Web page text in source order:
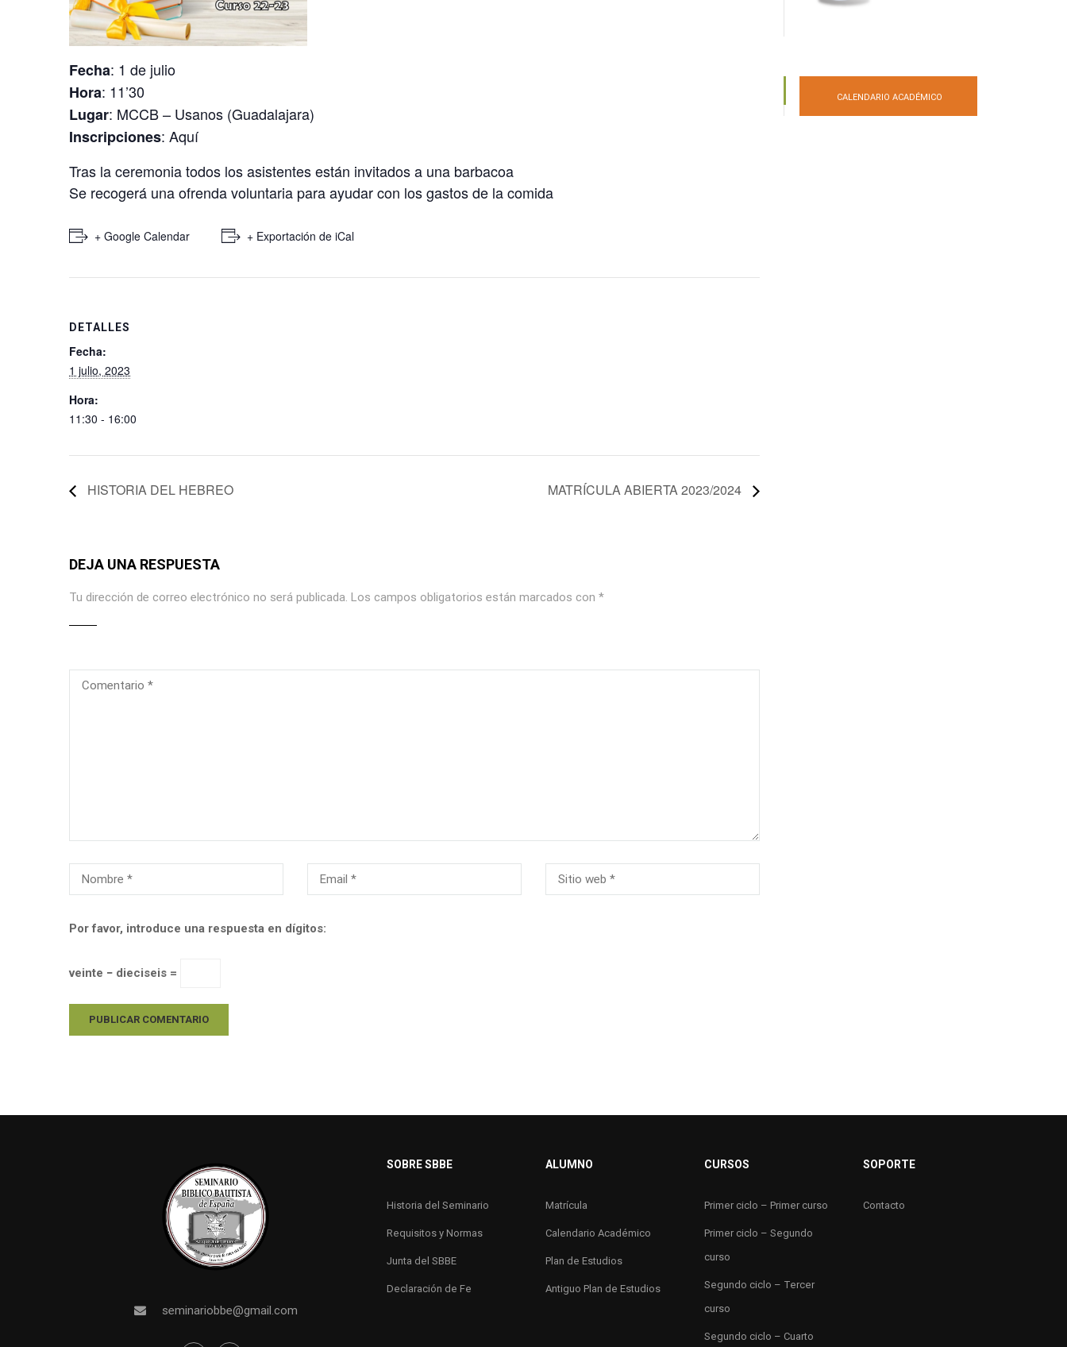
Fecha: 1 de julio
Hora: 11’30
Lugar: MCCB – Usanos (Guadalajara)
Inscripciones: Aquí
Tras la ceremonia todos los asistentes están invitados a una barbacoa
Se recogerá una ofrenda voluntaria para ayudar con los gastos de la comida
+ Google Calendar + Exportación de iCal
DETALLES
Fecha:
1 julio, 2023
Hora:
11:30 - 16:00
HISTORIA DEL HEBREO MATRÍCULA ABIERTA 2023/2024
DEJA UNA RESPUESTA
Tu dirección de correo electrónico no será publicada. Los campos obligatorios están marcados con *
Por favor, introduce una respuesta en dígitos:
veinte − dieciseis =
CALENDARIO ACADÉMICO
seminariobbe@gmail.com
SOBRE SBBE
Historia del Seminario
Requisitos y Normas
Junta del SBBE
Declaración de Fe
ALUMNO
Matrícula
Calendario Académico
Plan de Estudios
Antiguo Plan de Estudios
CURSOS
Primer ciclo – Primer curso
Primer ciclo – Segundo
curso
Segundo ciclo – Tercer
curso
Segundo ciclo – Cuarto
SOPORTE
Contacto